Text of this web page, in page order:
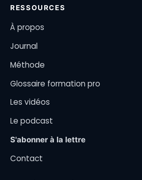
RESSOURCES
À propos
Journal
Méthode
Glossaire formation pro
Les vidéos
Le podcast
S'abonner à la lettre
Contact